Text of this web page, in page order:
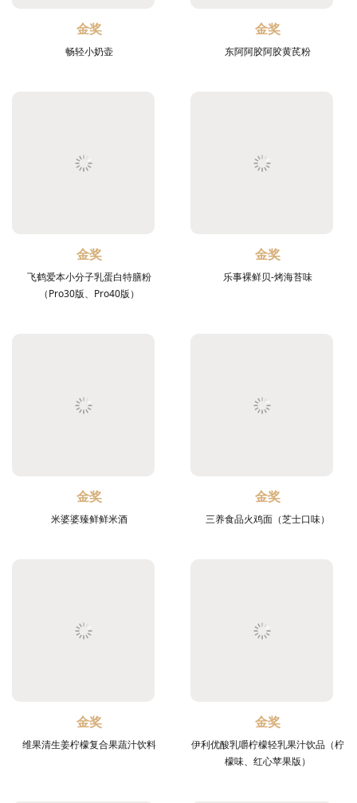
金奖
畅轻小奶壶
金奖
东阿阿胶阿胶黄芪粉
金奖
飞鹤爱本小分子乳蛋白特膳粉
（Pro30版、Pro40版）
金奖
乐事裸鲜贝-烤海苔味
金奖
米婆婆臻鲜鲜米酒
金奖
三养食品火鸡面（芝士口味）
金奖
维果清生姜柠檬复合果蔬汁饮料
金奖
伊利优酸乳嚼柠檬轻乳果汁饮品（柠
檬味、红心苹果版）